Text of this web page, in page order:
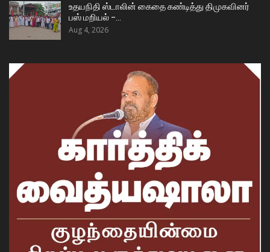
உதயநிதி ஸ்டாலின் கைதை கண்டித்து திமுகவினர்
பஸ் மறியல் –…
Aug 4, 2026